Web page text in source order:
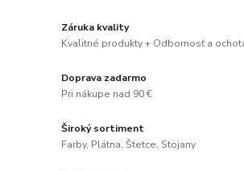
Záruka kvality
Kvalitné produkty + Odbornosť a
Doprava zadarmo
Pri nákupe nad 90 €
Široký sortiment
Farby, Plátna, Štetce, Stojany